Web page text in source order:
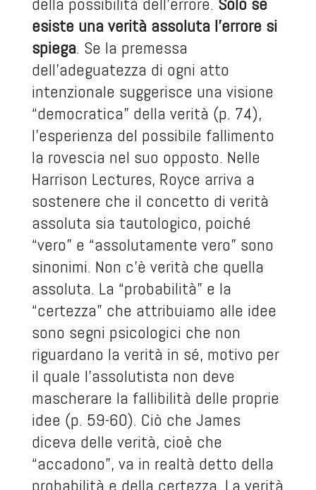
esiste una verità assoluta l’errore si
spiega. Se la premessa
dell’adeguatezza di ogni atto
intenzionale suggerisce una visione
“democratica” della verità (p. 74),
l’esperienza del possibile fallimento
la rovescia nel suo opposto. Nelle
Harrison Lectures, Royce arriva a
sostenere che il concetto di verità
assoluta sia tautologico, poiché
“vero” e “assolutamente vero” sono
sinonimi. Non c’è verità che quella
assoluta. La “probabilità” e la
“certezza” che attribuiamo alle idee
sono segni psicologici che non
riguardano la verità in sé, motivo per
il quale l’assolutista non deve
mascherare la fallibilità delle proprie
idee (p. 59-60). Ciò che James
diceva delle verità, cioè che
“accadono”, va in realtà detto della
probabilità e della certezza. La verità